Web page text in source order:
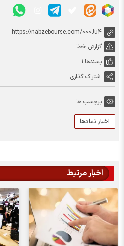
https://nabzebourse.com/000Ju4
گزارش خطا
پسندها:1
اشتراک گذاری
برچسب ها:
اخبار نمادها
اخبار مرتبط